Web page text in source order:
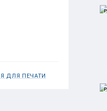
ДЛЯ ПЕЧАТИ